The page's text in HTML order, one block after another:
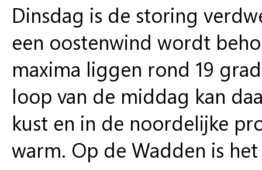
Dinsdag is de storing
een oostenwind wordt
maxima liggen rond 19
loop van de middag kan
kust en in de noordelijke
warm. Op de Wadden is